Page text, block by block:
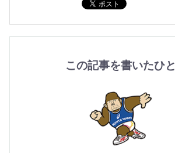
この記事を書いたひと